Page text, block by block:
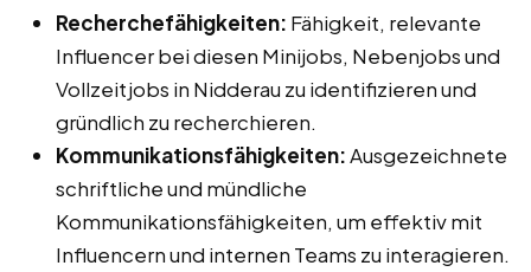
Recherchefähigkeiten: Fähigkeit, relevante
Influencer bei diesen Minijobs, Nebenjobs und
Vollzeitjobs in Nidderau zu identifizieren und
gründlich zu recherchieren.
Kommunikationsfähigkeiten:Ausgezeichnete
schriftliche und mündliche
Kommunikationsfähigkeiten, um effektiv mit
Influencern und internen Teams zu interagieren.